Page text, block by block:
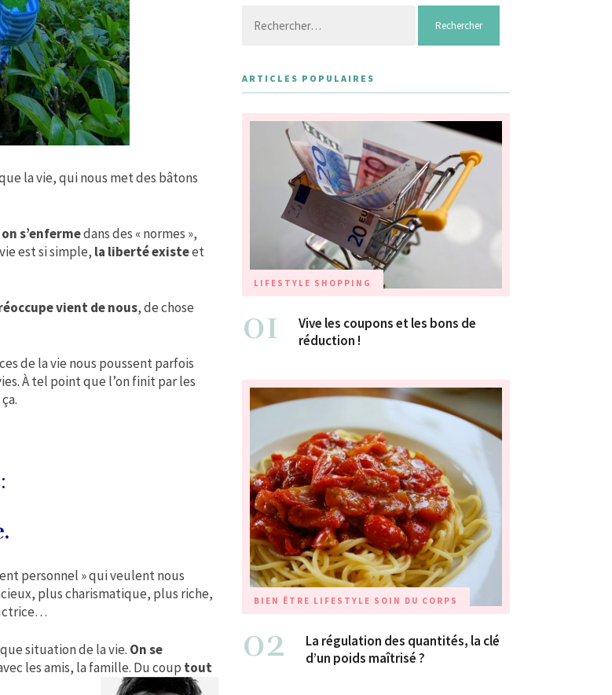
la vie, qui nous met des bâtons
on s’enfermedans des « normes »,
est si simple, la liberté existeet
vient de nous, de chose
de la vie nous poussent parfois
À tel point que l’on finit par les
personnel » qui veulent nous
plus charismatique, plus riche,
situation de la vie. On se
les amis, la famille. Du coup tout
ARTICLES POPULAIRES
LIFESTYLE SHOPPING
01
Vive les coupons et les bons de
réduction !
BIEN ÊTRE LIFESTYLE SOIN DU CORPS
02
La régulation des quantités, la clé
d’un poids maîtrisé ?